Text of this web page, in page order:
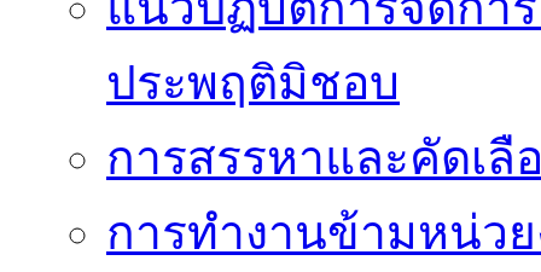
ประพฤติมิชอบ
การสรรหาและคัดเลื
การทำงานข้ามหน่ว